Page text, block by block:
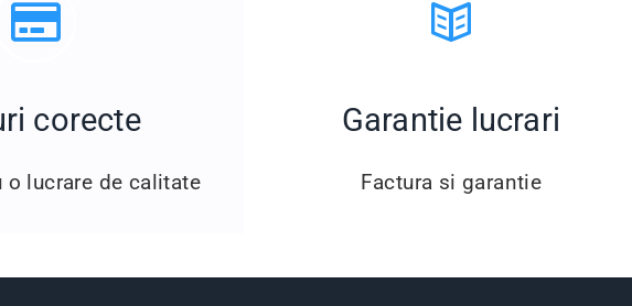
corecte
o lucrare de calitate
Garantie lucrari
Factura si garantie